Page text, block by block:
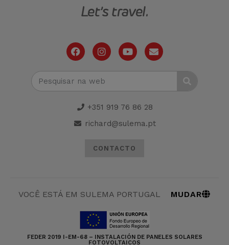
+351 919 76 86 28
richard@sulema.pt
CONTACTO
VOCÊ ESTÁ EM SULEMA PORTUGAL MUDAR
FEDER 2019 I-EM-68 – INSTALACIÓN DE PANELES SOLARES
FOTOVOLTAICOS